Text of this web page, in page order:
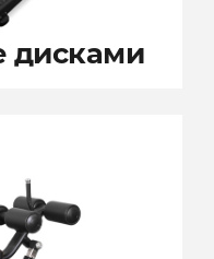
дисками